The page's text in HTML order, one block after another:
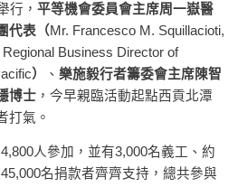
行， 平等機會委員會主席周一嶽醫
代表（Mr. Francesco M. Squillacioti,
Business Director of
） 、 樂施毅行者籌委會主席陳智
博士 ，今早親臨活動起點西貢北潭
打氣。
人參加，並有3,000名義工、約
名捐款者齊齊支持，總共參與